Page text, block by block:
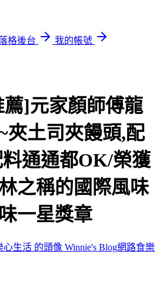
格後台
我的帳號
]元家顏師傅龍
夾土司夾饅頭,配
通通都OK/榮獲
之稱的國際風味
一星獎章
Winnie's Blog網路食樂